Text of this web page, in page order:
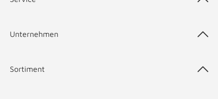
Unternehmen
Sortiment